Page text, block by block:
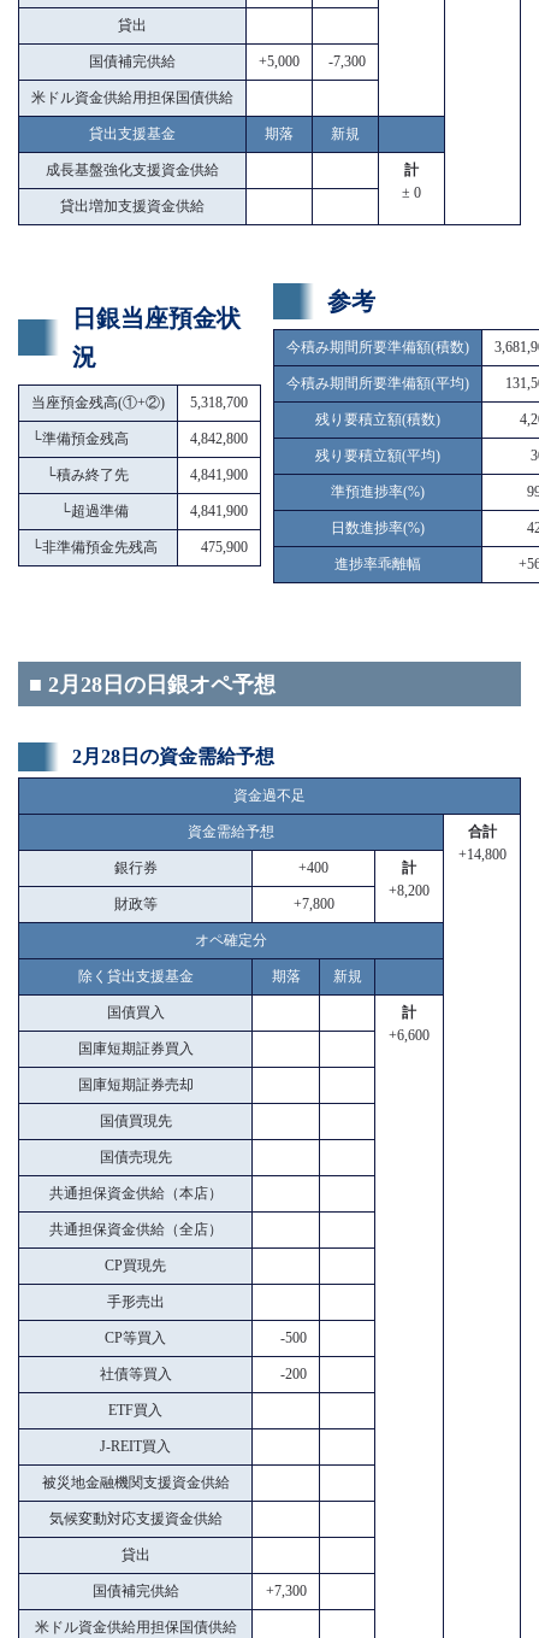
貸出
国債補完供給 +5,000 -7,300
米ドル資金供給用担保国債供給
貸出支援基金 期落 新規
成長基盤強化支援資金供給
計
± 0
貸出増加支援資金供給
日銀当座預金状
況
当座預金残高(①+②) 5,318,700
└準備預金残高 4,842,800
└積み終了先 4,841,900
└超過準備 4,841,900
└非準備預金先残高 475,900
参考
今積み期間所要準備額(積数)
今積み期間所要準備額(平均)
残り要積立額(積数)
残り要積立額(平均)
準預進捗率(%)
日数進捗率(%)
進捗率乖離幅
■ 2月28日の日銀オペ予想
2月28日の資金需給予想
資金過不足
資金需給予想
合計
+14,800
銀行券 +400
計
+8,200
財政等 +7,800
オペ確定分
除く貸出支援基金 期落 新規
国債買入
計
+6,600
国庫短期証券買入
国庫短期証券売却
国債買現先
国債売現先
共通担保資金供給（本店）
共通担保資金供給（全店）
CP買現先
手形売出
CP等買入 -500
社債等買入 -200
ETF買入
J-REIT買入
被災地金融機関支援資金供給
気候変動対応支援資金供給
貸出
国債補完供給 +7,300
米ドル資金供給用担保国債供給